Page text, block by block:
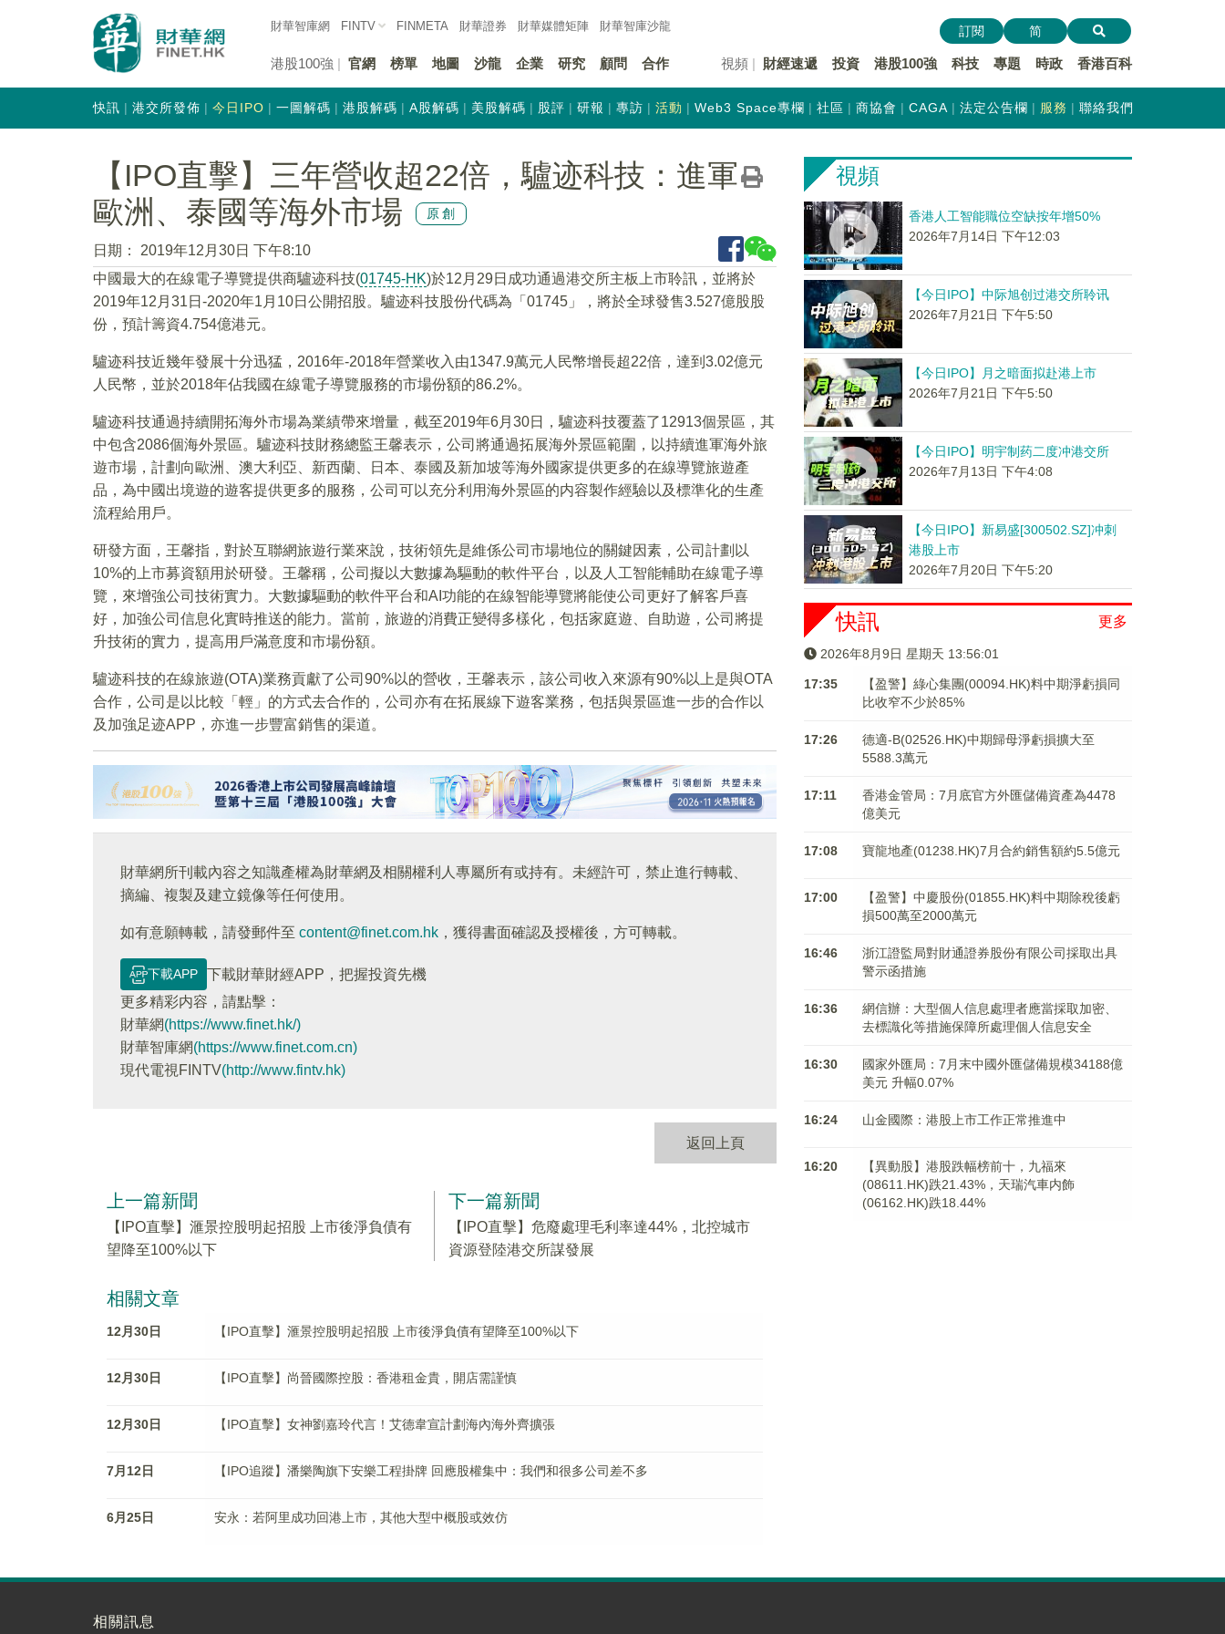
財華智庫網 FINTV FINMETA 財華證券 財華媒體矩陣 財華智庫沙龍
港股100強 官網 榜單 地圖 沙龍 企業 研究 顧問 合作 視頻 財經速遞 投資 港股100強 科技 專題 時政 香港百科
訂閱 简
快訊 港交所發佈 今日IPO 一圖解碼 港股解碼 A股解碼 美股解碼 股評 研報 專訪 活動 Web3 Space專欄 社區 商協會 CAGA 法定公告欄 服務 聯絡我們
【IPO直擊】三年營收超22倍，驢迹科技：進軍
歐洲、泰國等海外市場
原創
日期：
2019年12月30日 下午8:10
中國最大的在線電子導覽提供商驢迹科技(01745-HK)於12月29日成功通過港交所主板上市聆訊，並將於
2019年12月31日-2020年1月10日公開招股。驢迹科技股份代碼為「01745」，將於全球發售3.527億股股
份，預計籌資4.754億港元。
驢迹科技近幾年發展十分迅猛，2016年-2018年營業收入由1347.9萬元人民幣增長超22倍，達到3.02億元
人民幣，並於2018年佔我國在線電子導覽服務的市場份額的86.2%。
驢迹科技通過持續開拓海外市場為業績帶來增量，截至2019年6月30日，驢迹科技覆蓋了12913個景區，其
中包含2086個海外景區。驢迹科技財務總監王馨表示，公司將通過拓展海外景區範圍，以持續進軍海外旅
遊市場，計劃向歐洲、澳大利亞、新西蘭、日本、泰國及新加坡等海外國家提供更多的在線導覽旅遊產
品，為中國出境遊的遊客提供更多的服務，公司可以充分利用海外景區的内容製作經驗以及標準化的生產
流程給用戶。
研發方面，王馨指，對於互聯網旅遊行業來說，技術領先是維係公司市場地位的關鍵因素，公司計劃以
10%的上市募資額用於研發。王馨稱，公司擬以大數據為驅動的軟件平台，以及人工智能輔助在線電子導
覽，來增強公司技術實力。大數據驅動的軟件平台和AI功能的在線智能導覽將能使公司更好了解客戶喜
好，加強公司信息化實時推送的能力。當前，旅遊的消費正變得多樣化，包括家庭遊、自助遊，公司將提
升技術的實力，提高用戶滿意度和市場份額。
驢迹科技的在線旅遊(OTA)業務貢獻了公司90%以的營收，王馨表示，該公司收入來源有90%以上是與OTA
合作，公司是以比較「輕」的方式去合作的，公司亦有在拓展線下遊客業務，包括與景區進一步的合作以
及加強足迹APP，亦進一步豐富銷售的渠道。
財華網所刊載內容之知識產權為財華網及相關權利人專屬所有或持有。未經許可，禁止進行轉載、
摘編、複製及建立鏡像等任何使用。
如有意願轉載，請發郵件至 content@finet.com.hk ，獲得書面確認及授權後，方可轉載。
下載APP
下載財華財經APP，把握投資先機
更多精彩内容，請點擊：
財華網(https://www.finet.hk/)
財華智庫網(https://www.finet.com.cn)
現代電視FINTV(http://www.fintv.hk)
返回上頁
上一篇新聞
【IPO直擊】滙景控股明起招股 上市後淨負債有
望降至100%以下
下一篇新聞
【IPO直擊】危廢處理毛利率達44%，北控城市
資源登陸港交所謀發展
相關文章
12月30日 【IPO直擊】滙景控股明起招股 上市後淨負債有望降至100%以下
12月30日 【IPO直擊】尚晉國際控股：香港租金貴，開店需謹慎
12月30日 【IPO直擊】女神劉嘉玲代言！艾德韋宣計劃海內海外齊擴張
7月12日 【IPO追蹤】潘樂陶旗下安樂工程掛牌 回應股權集中：我們和很多公司差不多
6月25日 安永：若阿里成功回港上市，其他大型中概股或效仿
視頻
香港人工智能職位空缺按年增50%
2026年7月14日 下午12:03
【今日IPO】中际旭创过港交所聆讯
2026年7月21日 下午5:50
【今日IPO】月之暗面拟赴港上市
2026年7月21日 下午5:50
【今日IPO】明宇制药二度冲港交所
2026年7月13日 下午4:08
【今日IPO】新易盛[300502.SZ]冲刺
港股上市
2026年7月20日 下午5:20
更多
快訊
2026年8月9日 星期天 13:56:01
17:35
【盈警】綠心集團(00094.HK)料中期淨虧損同
比收窄不少於85%
17:26
德適-B(02526.HK)中期歸母淨虧損擴大至
5588.3萬元
17:11
香港金管局：7月底官方外匯儲備資產為4478
億美元
17:08 寶龍地產(01238.HK)7月合約銷售額約5.5億元
17:00
【盈警】中慶股份(01855.HK)料中期除稅後虧
損500萬至2000萬元
16:46
浙江證監局對財通證券股份有限公司採取出具
警示函措施
16:36
網信辦：大型個人信息處理者應當採取加密、
去標識化等措施保障所處理個人信息安全
16:30
國家外匯局：7月末中國外匯儲備規模34188億
美元 升幅0.07%
16:24 山金國際：港股上市工作正常推進中
16:20
【異動股】港股跌幅榜前十，九福來
(08611.HK)跌21.43%，天瑞汽車内飾
(06162.HK)跌18.44%
相關訊息